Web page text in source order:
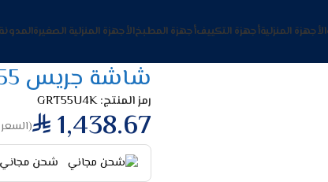
الأجهزة المنزليةأجهزة التكييفأجهزة المطبخالأجهزة المنزلية الصغيرةالمدونة
شاشة جريس 55 ويب اوس 4K
رمز المنتج:GRT55U4K
1,438.67
شحن مجاني